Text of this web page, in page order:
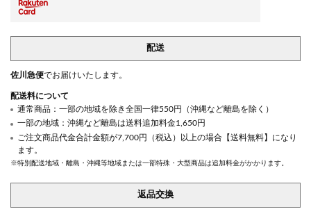
配送
佐川急便でお届けいたします。
配送料について
通常商品：一部の地域を除き全国一律550円（沖縄など離島を除く）
一部の地域：沖縄など離島は送料追加料金1,650円
ご注文商品代金合計金額が7,700円（税込）以上の場合【送料無料】になり
ます。
※特別配送地域・離島・沖縄等地域または一部特殊・大型商品は追加料金がかかります。
返品交換